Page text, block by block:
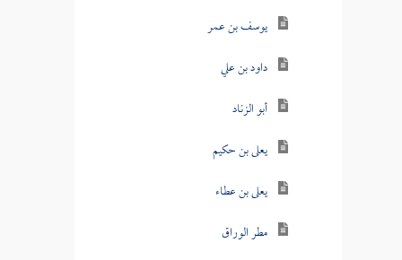
يوسف بن عمر
داود بن علي
أبو الزناد
يعلى بن حكيم
يعلى بن عطاء
مطر الوراق